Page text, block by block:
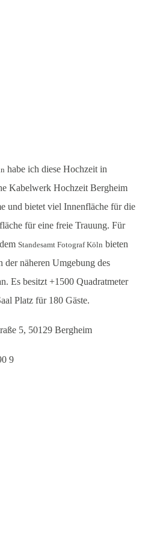
habe ich diese Hochzeit in
Kabelwerk Hochzeit Bergheim
und bietet viel Innenfläche für die
für eine freie Trauung. Für
Standesamt Fotograf Köln bieten
der näheren Umgebung des
Es besitzt +1500 Quadratmeter
Platz für 180 Gäste.
5, 50129 Bergheim
9